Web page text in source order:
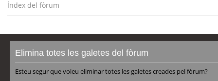
Índex del fòrum
Elimina totes les galetes del fòrum
Esteu segur que voleu eliminar totes les galetes creades pel fòrum?